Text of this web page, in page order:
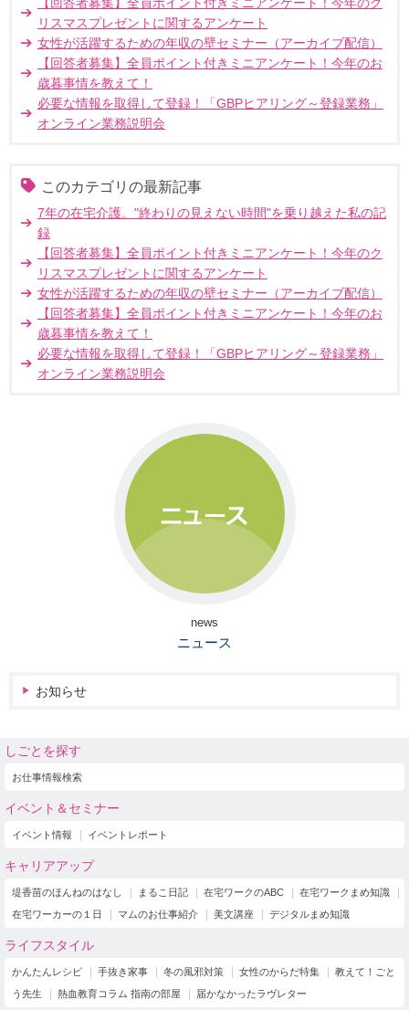
リスマスプレゼントに関するアンケート
女性が活躍するための年収の壁セミナー（アーカイブ配信）
【回答者募集】全員ポイント付きミニアンケート！今年のお
歳暮事情を教えて！
必要な情報を取得して登録！「GBPヒアリング～登録業務」
オンライン業務説明会
このカテゴリの最新記事
7年の在宅介護。"終わりの見えない時間"を乗り越えた私の記
録
【回答者募集】全員ポイント付きミニアンケート！今年のク
リスマスプレゼントに関するアンケート
女性が活躍するための年収の壁セミナー（アーカイブ配信）
【回答者募集】全員ポイント付きミニアンケート！今年のお
歳暮事情を教えて！
必要な情報を取得して登録！「GBPヒアリング～登録業務」
オンライン業務説明会
news
ニュース
お知らせ
しごとを探す
お仕事情報検索
イベント＆セミナー
イベント情報 イベントレポート
キャリアアップ
堤香苗のほんねのはなし まるこ日記 在宅ワークのABC
在宅ワークまめ知識
在宅ワーカーの１日
マムのお仕事紹介 美文講座 デジタルまめ知識
ライフスタイル
かんたんレシピ 手抜き家事 冬の風邪対策 女性のからだ特集
教えて！ごと
う先生
熱血教育コラム 指南の部屋 届かなかったラヴレター